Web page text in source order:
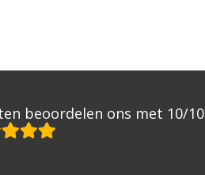
beoordelen ons met 10/10